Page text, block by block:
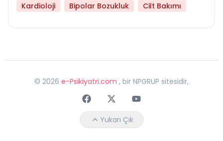
Kardioloji
Bipolar Bozukluk Cilt Bakımı
© 2026 e-Psikiyatri.com , bir NPGRUP sitesidir,
FaceebokTwitterYoutube
Yukarı Çık